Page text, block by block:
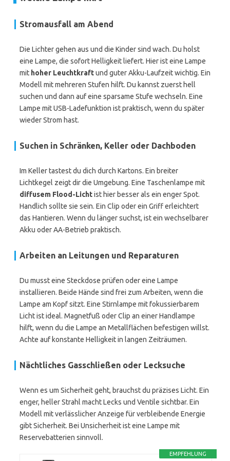
Stromausfall am Abend
Die Lichter gehen aus und die Kinder sind wach. Du holst
eine Lampe, die sofort Helligkeit liefert. Hier ist eine Lampe
mit hoher Leuchtkraftund guter Akku-Laufzeit wichtig. Ein
Modell mit mehreren Stufen hilft. Du kannst zuerst hell
suchen und dann auf eine sparsame Stufe wechseln. Eine
Lampe mit USB-Ladefunktion ist praktisch, wenn du später
wieder Strom hast.
Suchen in Schränken, Keller oder Dachboden
Im Keller tastest du dich durch Kartons. Ein breiter
Lichtkegel zeigt dir die Umgebung. Eine Taschenlampe mit
diffusem Flood-Lichtist hier besser als ein enger Spot.
Handlich sollte sie sein. Ein Clip oder ein Griff erleichtert
das Hantieren. Wenn du länger suchst, ist ein wechselbarer
Akku oder AA-Betrieb praktisch.
Arbeiten an Leitungen und Reparaturen
Du musst eine Steckdose prüfen oder eine Lampe
installieren. Beide Hände sind frei zum Arbeiten, wenn die
Lampe am Kopf sitzt. Eine Stirnlampe mit fokussierbarem
Licht ist ideal. Magnetfuß oder Clip an einer Handlampe
hilft, wenn du die Lampe an Metallflächen befestigen willst.
Achte auf konstante Helligkeit in langen Zeiträumen.
Nächtliches Gasschließen oder Lecksuche
Wenn es um Sicherheit geht, brauchst du präzises Licht. Ein
enger, heller Strahl macht Lecks und Ventile sichtbar. Ein
Modell mit verlässlicher Anzeige für verbleibende Energie
gibt Sicherheit. Bei Unsicherheit ist eine Lampe mit
Reservebatterien sinnvoll.
EMPFEHLUNG